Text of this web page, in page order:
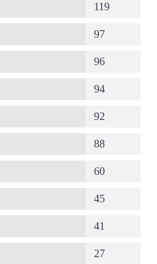
119
97
96
94
92
88
60
45
41
27